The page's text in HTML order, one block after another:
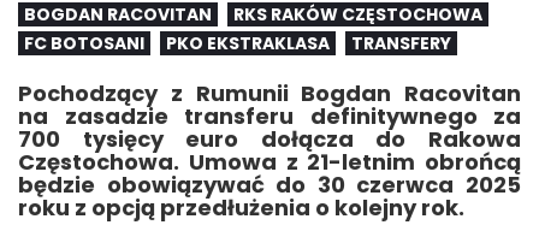
BOGDAN RACOVITAN
RKS RAKÓW CZĘSTOCHOWA
FC BOTOSANI
PKO EKSTRAKLASA TRANSFERY
Pochodzący z Rumunii Bogdan Racovitan
na zasadzie transferu definitywnego za
700 tysięcy euro dołącza do Rakowa
Częstochowa. Umowa z 21-letnim obrońcą
będzie obowiązywać do 30 czerwca 2025
roku z opcją przedłużenia o kolejny rok.